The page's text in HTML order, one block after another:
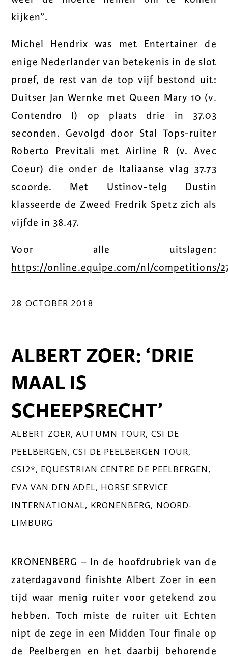
kijken”.
Michel Hendrix was met Entertainer de
enige Nederlander van betekenis in de slot
proef, de rest van de top vijf bestond uit:
Duitser Jan Wernke met Queen Mary 10 (v.
Contendro I) op plaats drie in 37.03
seconden. Gevolgd door Stal Tops-ruiter
Roberto Previtali met Airline R (v. Avec
Coeur) die onder de Italiaanse vlag 37.73
scoorde. Met Ustinov-telg Dustin
klasseerde de Zweed Fredrik Spetz zich als
vijfde in 38.47.
Voor alle uitslagen:
https://online.equipe.com/nl/competitions/
28 OCTOBER 2018
ALBERT ZOER: ‘DRIE
MAAL IS
SCHEEPSRECHT’
ALBERT ZOER,AUTUMN TOUR, CSI DE
PEELBERGEN,CSI DE PEELBERGEN TOUR,
CSI2*, EQUESTRIAN CENTRE DE PEELBERGEN,
EVA VAN DEN ADEL, HORSE SERVICE
INTERNATIONAL, KRONENBERG, NOORD-
LIMBURG
KRONENBERG – In de hoofdrubriek van de
zaterdagavond finishte Albert Zoer in een
tijd waar menig ruiter voor getekend zou
hebben. Toch miste de ruiter uit Echten
nipt de zege in een Midden Tour finale op
de Peelbergen en het daarbij behorende